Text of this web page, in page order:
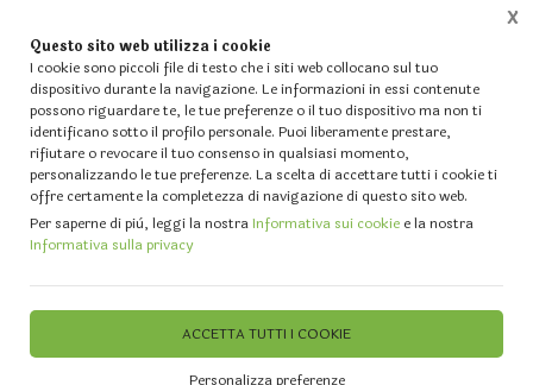
Questo sito web utilizza i cookie
I cookie sono piccoli file di testo che i siti web collocano sul tuo
dispositivo durante la navigazione. Le informazioni in essi contenute
possono riguardare te, le tue preferenze o il tuo dispositivo ma non ti
identificano sotto il profilo personale. Puoi liberamente prestare,
rifiutare o revocare il tuo consenso in qualsiasi momento,
personalizzando le tue preferenze. La scelta di accettare tutti i cookie ti
offre certamente la completezza di navigazione di questo sito web.
Per saperne di più, leggi la nostraInformativa sui cookie e la nostra
Informativa sulla privacy
ACCETTA TUTTI I COOKIE
Personalizza preferenze
X
Home Vetrina IL TUO MATRIMONIO - Forniture per Fioristi
FILTRA
Fiori Bianchi adatti per Matrimonio
Categoria: